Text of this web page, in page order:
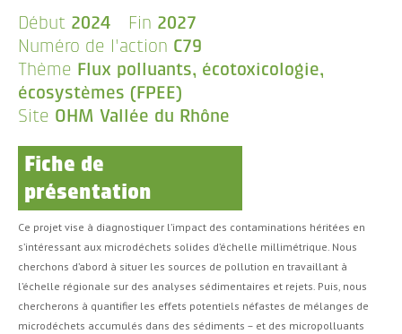
Début 2024 Fin 2027
Numéro de l'action C79
Thème Flux polluants, écotoxicologie,
écosystèmes (FPEE)
Site OHM Vallée du Rhône
Fiche de
présentation
Ce projet vise à diagnostiquer l’impact des contaminations héritées en
s’intéressant aux microdéchets solides d’échelle millimétrique. Nous
cherchons d’abord à situer les sources de pollution en travaillant à
l’échelle régionale sur des analyses sédimentaires et rejets. Puis, nous
chercherons à quantifier les effets potentiels néfastes de mélanges de
microdéchets accumulés dans des sédiments – et des micropolluants